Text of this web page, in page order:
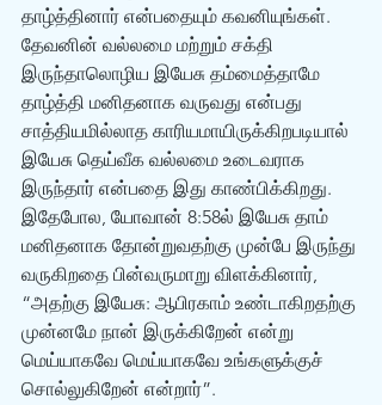
தாழ்த்தினார் என்பதையும் கவனியுங்கள்.
தேவனின் வல்லமை மற்றும் சக்தி
இருந்தாலொழிய இயேசு தம்மைத்தாமே
தாழ்த்தி மனிதனாக வருவது என்பது
சாத்தியமில்லாத காரியமாயிருக்கிறபடியால்
இயேசு தெய்வீக வல்லமை உடைவராக
இருந்தார் என்பதை இது காண்பிக்கிறது.
இதேபோல, யோவான் 8:58ல் இயேசு தாம்
மனிதனாக தோன்றுவதற்கு முன்பே இருந்து
வருகிறதை பின்வருமாறு விளக்கினார்,
“அதற்கு இயேசு: ஆபிரகாம் உண்டாகிறதற்கு
முன்னமே நான் இருக்கிறேன் என்று
மெய்யாகவே மெய்யாகவே உங்களுக்குச்
சொல்லுகிறேன் என்றார்”.